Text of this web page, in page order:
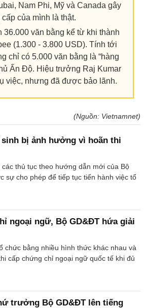
Nam Phi, Mỹ và Canada gây
của mình là thật.
văn bằng kể từ khi thành
(1.300 - 3.800 USD). Tính tới
chỉ có 5.000 văn bằng là “hàng
Ấn Độ. Hiệu trưởng Raj Kumar
việc, nhưng đã được bảo lãnh.
(Nguồn: Vietnamnet)
bị ảnh hưởng vì hoãn thi
thủ tục theo hướng dẫn mới của Bộ
sự cho phép để tiếp tục tiến hành việc tổ
ngoại ngữ, Bộ GD&ĐT hứa giải
chức bằng nhiều hình thức khác nhau và
cấp chứng chỉ ngoại ngữ quốc tế khi đủ
trưởng Bộ GD&ĐT lên tiếng